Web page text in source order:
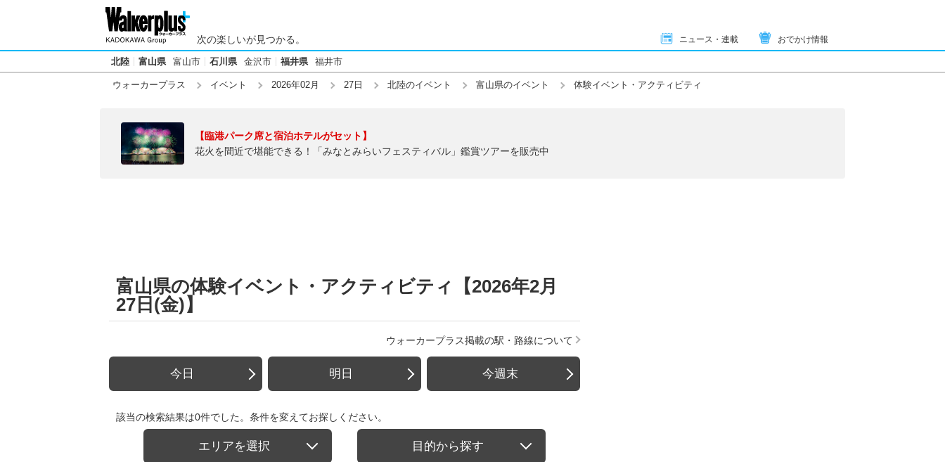
次の楽しいが見つかる。 ニュース・連載 おでかけ情報
北陸 富山県 富山市 石川県 金沢市 福井県 福井市
ウォーカープラス イベント 2026年02月 27日 北陸のイベント 富山県のイベント 体験イベント・アクティビティ
【臨港パーク席と宿泊ホテルがセット】
花火を間近で堪能できる！「みなとみらいフェスティバル」鑑賞ツアーを販売中
富山県の体験イベント・アクティビティ【2026年2月
27日(金)】
ウォーカープラス掲載の駅・路線について
今日 明日 今週末
該当の検索結果は0件でした。条件を変えてお探しください。
エリアを選択 目的から探す